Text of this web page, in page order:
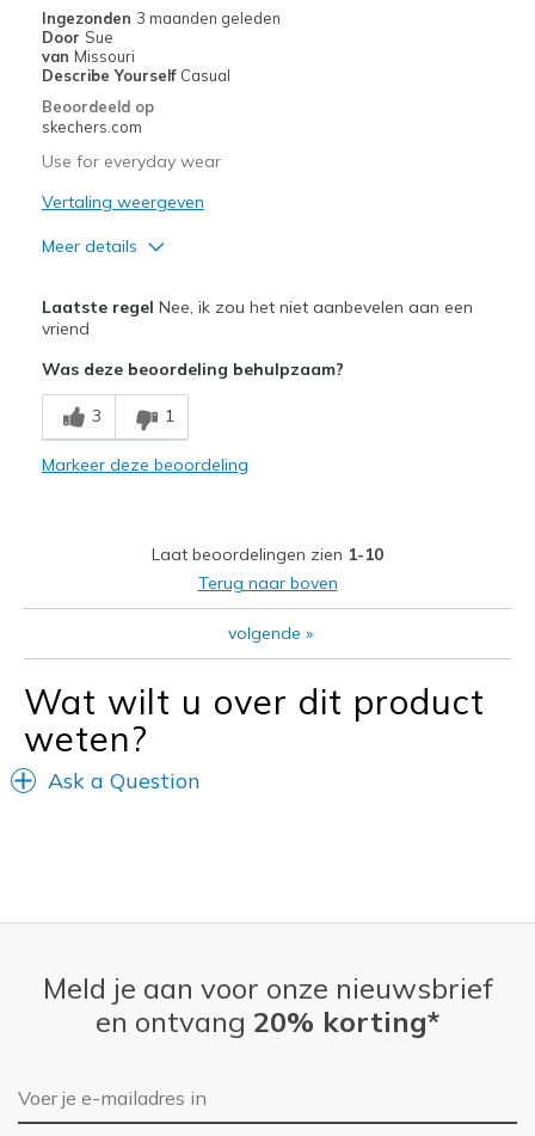
Ingezonden 3 maanden geleden
Door Sue
van Missouri
Describe Yourself Casual
Beoordeeld op
skechers.com
Use for everyday wear
Vertaling weergeven
Meer details
Stylish
Minpunten
Poor Cushioning
Beste toepassingen
Feels true to width
Feels true to size
View On Shoes
Shoes are for Wearing
Laatste regel Nee, ik zou het niet aanbevelen aan een
vriend
Was deze beoordeling behulpzaam?
3 1
Markeer deze beoordeling
Laat beoordelingen zien 1-10
Terug naar boven
volgende »
Wat wilt u over dit product
weten?
Ask a Question
Meld je aan voor onze nieuwsbrief
en ontvang 20% korting*
E-mailadres